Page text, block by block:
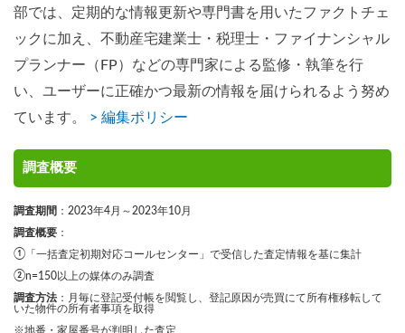
部では、定期的な情報更新や専門書を用いたファクトチェ
ックに加え、不動産宅建業士・税理士・ファイナンシャル
プランナー（FP）などの専門家による監修・執筆を行
い、ユーザーに正確かつ最新の情報を届けられるよう努め
ています。 > 編集ポリシー
調査概要
調査期間 ：2023年4月～2023年10月
調査概要 ：
①「一括査定初期対応コールセンター」で受信した査定情報を基に集計
②n=150以上の媒体のみ調査
調査方法 ：月毎に登記受付帳を閲覧し、登記原因が売買にて所有権移転して
いた物件の所有者事項を取得
※地番・家屋番号が判明した査定